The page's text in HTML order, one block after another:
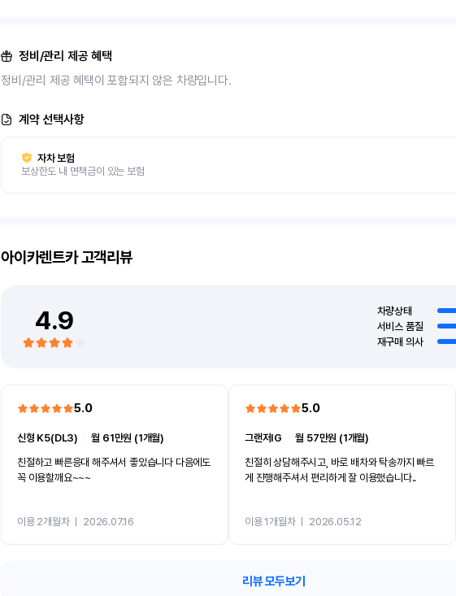
정비/관리 제공 혜택
정비/관리 제공 혜택이 포함되지 않은 차량입니다.
계약 선택사항
자차 보험
보상한도 내 면책금이 있는 보험
아이카렌트카고객리뷰
4.9
차량상태
서비스 품질
재구매 의사
5.0
신형 K5(DL3) ㅣ월 61만원 (1개월)
친절하고 빠른응대 해주셔서 좋았습니다 다음에도
꼭 이용할깨요~~~
이용 2개월차ㅣ 2026.07.16
5.0
그랜저IG ㅣ월 57만원 (1개월)
친절히 상담해주시고, 바로 배차와 탁송까지 빠르
게 진행해주셔서 편리하게 잘 이용했습니다..
이용 1개월차ㅣ 2026.05.12
리뷰 모두보기